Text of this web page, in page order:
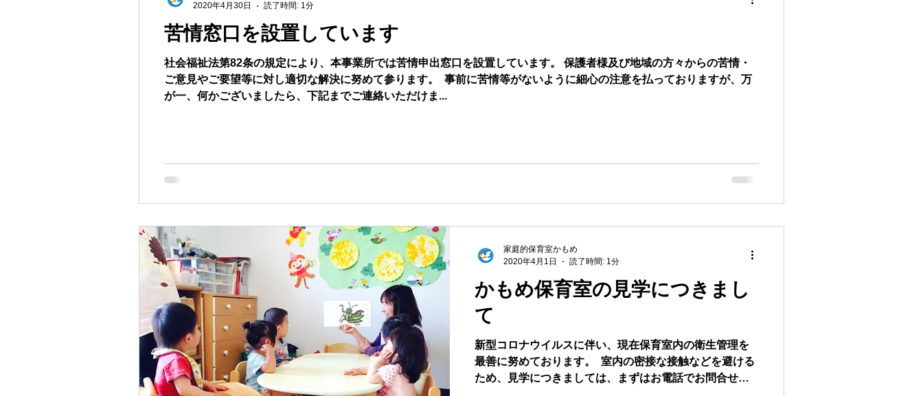
苦情窓口を設置しています
社会福祉法第82条の規定により、本事業所では苦情申出窓口を設置しています。 ​保護者様及び地域の方々からの苦情・
ご意見やご要望等に対し適切な解決に努めて参ります。 ​ 事前に苦情等がないように細心の注意を払っておりますが、万
が一、何かございましたら、下記までご連絡いただけま...
2020年4月30日
読了時間: 1分
かもめ保育室の見学につきまし
て
​新型コロナウイルスに伴い、現在保育室内の衛生管理を
最善に努めております。 ​ 室内の密接な接触などを避ける
ため、見学につきましては、まずはお電話でお問合せい
家庭的保育室かもめ
2020年4月1日
読了時間: 1分